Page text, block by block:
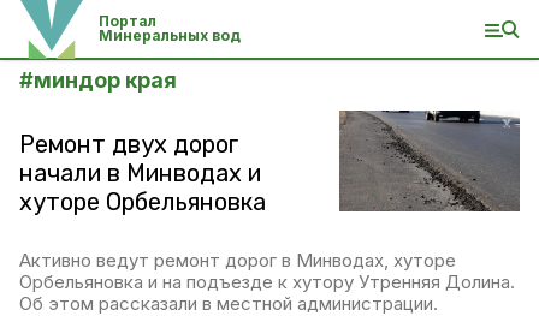
Портал
Минеральных вод
#миндор края
Ремонт двух дорог
начали в Минводах и
хуторе Орбельяновка
Активно ведут ремонт дорог в Минводах, хуторе
Орбельяновка и на подъезде к хутору Утренняя Долина.
Об этом рассказали в местной администрации.